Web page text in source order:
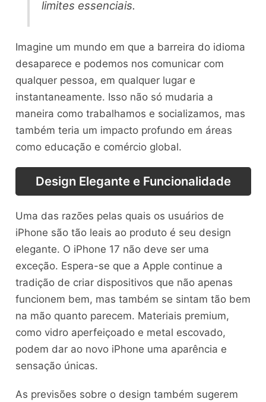
limites essenciais.
Imagine um mundo em que a barreira do idioma
desaparece e podemos nos comunicar com
qualquer pessoa, em qualquer lugar e
instantaneamente. Isso não só mudaria a
maneira como trabalhamos e socializamos, mas
também teria um impacto profundo em áreas
como educação e comércio global.
Design Elegante e Funcionalidade
Uma das razões pelas quais os usuários de
iPhone são tão leais ao produto é seu design
elegante. O iPhone 17 não deve ser uma
exceção. Espera-se que a Apple continue a
tradição de criar dispositivos que não apenas
funcionem bem, mas também se sintam tão bem
na mão quanto parecem. Materiais premium,
como vidro aperfeiçoado e metal escovado,
podem dar ao novo iPhone uma aparência e
sensação únicas.
As previsões sobre o design também sugerem